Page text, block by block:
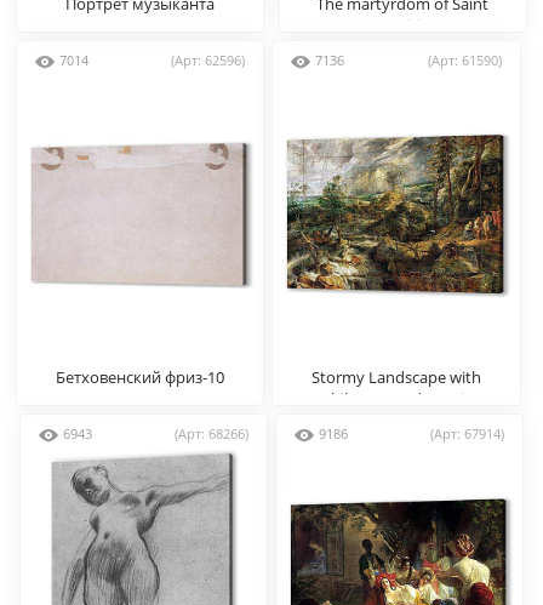
Mauritius
7014 (Арт: 62596)
Бетховенский фриз-10
7136 (Арт: 61590)
Stormy Landscape with
Philemon and Baucis
6943 (Арт: 68266) 9186 (Арт: 67914)